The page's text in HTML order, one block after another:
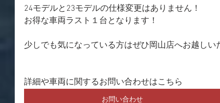
24モデルと23モデルの仕様変更はありません！
お得な車両ラスト１台となります！
少しでも気になっている方はぜひ岡山店へお越しい
詳細や車両に関するお問い合わせはこちら
お問い合わせ